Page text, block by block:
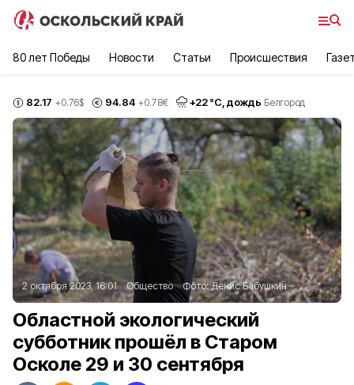
80 лет Победы Новости Статьи Происшествия
82.17 +0.76$ 94.84 +0.78€ +22°С, дождь Белгород
2 октября 2023, 16:01 Общество Фото:Денис Бабушкин
Областной экологический
субботник прошёл в Старом
Осколе 29 и 30 сентября